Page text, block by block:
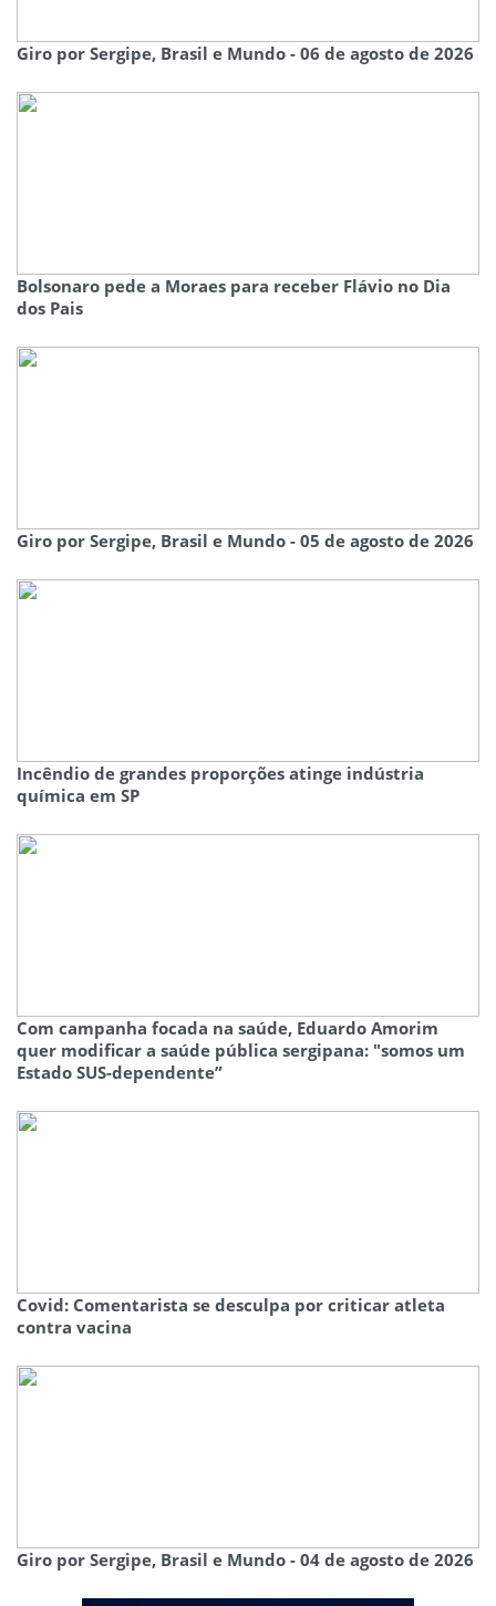
Giro por Sergipe, Brasil e Mundo - 06 de agosto de 2026
Bolsonaro pede a Moraes para receber Flávio no Dia
dos Pais
Giro por Sergipe, Brasil e Mundo - 05 de agosto de 2026
Incêndio de grandes proporções atinge indústria
química em SP
Com campanha focada na saúde, Eduardo Amorim
quer modificar a saúde pública sergipana: "somos um
Estado SUS-dependente”
Covid: Comentarista se desculpa por criticar atleta
contra vacina
Giro por Sergipe, Brasil e Mundo - 04 de agosto de 2026